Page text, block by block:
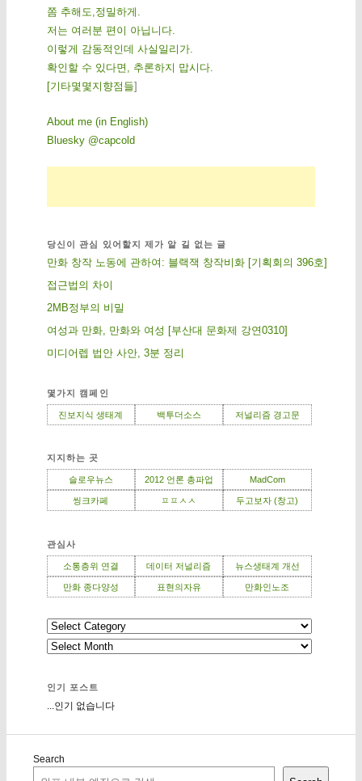
쫌 추해도,정밀하게.
저는 여러분 편이 아닙니다.
이렇게 감동적인데 사실일리가.
확인할 수 있다면, 추론하지 맙시다.
[기 타몇 몇 지 향점 들]
About me (in English)
Bluesky @capcold
당신이 관심 있어할지 제가 알 길 없는 글
만화 창작 노동에 관하여: 블랙잭 창작비화 [기획회의 396호]
접근법의 차이
2MB정부의 비밀
여성과 만화, 만화와 여성 [부산대 문화제 강연0310]
미디어렙 법안 사안, 3분 정리
몇가지 캠페인
진보지식 생태계 백투더소스 저널리즘 경고문
지지하는 곳
슬로우뉴스 2012 언론 총파업 MadCom
씽크카페 ㅍㅍㅅㅅ 두고보자 (창고)
관심사
소통층위 연결 데이터 저널리즘 뉴스생태계 개선
만화 종다양성 표현의자유 만화인노조
인기 포스트
...인기 없습니다
Search